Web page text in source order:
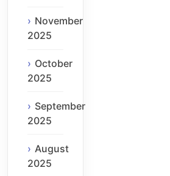
November
2025
October
2025
September
2025
August
2025